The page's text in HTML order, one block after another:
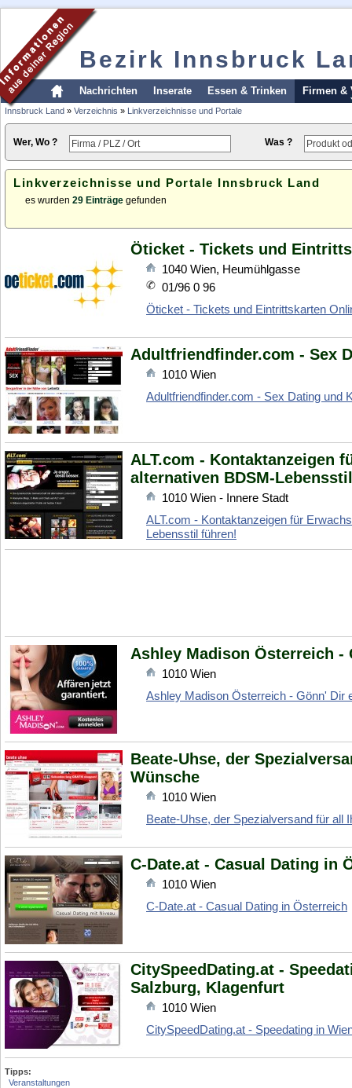
Bezirk Innsbruck
Nachrichten Inserate Essen & Trinken Firmen &
Innsbruck Land » Verzeichnis » Linkverzeichnisse und Portale
Wer, Wo ? Was ?
Linkverzeichnisse und Portale Innsbruck Land
es wurden 29 Einträge gefunden
Öticket - Tickets und
1040 Wien, Heumühlgasse
01/96 0 96
Öticket - Tickets und Eintrittskarten
Adultfriendfinder.com - Sex
1010 Wien
Adultfriendfinder.com - Sex Dating und
ALT.com - Kontaktanzeigen
alternativen BDSM-
1010 Wien - Innere Stadt
ALT.com - Kontaktanzeigen für
Lebensstil führen!
Ashley Madison Österreich -
1010 Wien
Ashley Madison Österreich - Gönn' Dir
Beate-Uhse, der
Wünsche
1010 Wien
Beate-Uhse, der Spezialversand für all
C-Date.at - Casual Dating in
1010 Wien
C-Date.at - Casual Dating in Österreich
CitySpeedDating.at -
Salzburg, Klagenfurt
1010 Wien
CitySpeedDating.at - Speedating in
Tipps:
Veranstaltungen